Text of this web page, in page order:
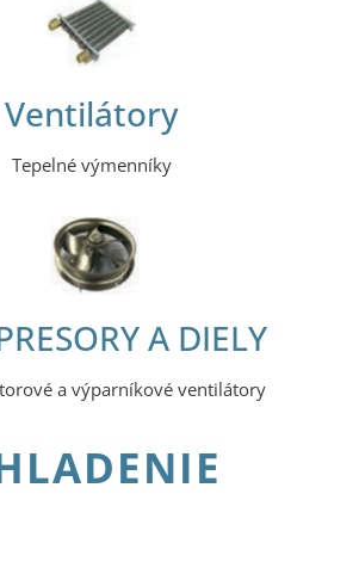
Ventilátory
Tepelné výmenníky
A DIELY
a výparníkové ventilátory